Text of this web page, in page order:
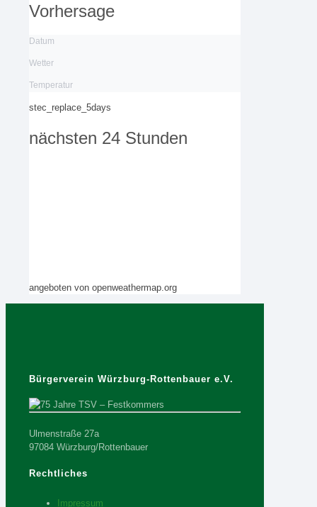
Vorhersage
Datum
Wetter
Temperatur
stec_replace_5days
nächsten 24 Stunden
angeboten von openweathermap.org
Bürgerverein Würzburg-Rottenbauer e.V.
Ulmenstraße 27a
97084 Würzburg/Rottenbauer
Rechtliches
Impressum